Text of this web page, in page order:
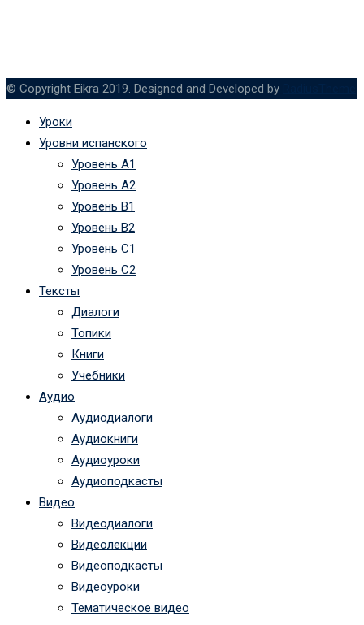
© Copyright Eikra 2019. Designed and Developed by
Уроки
Уровни испанского
Уровень А1
Уровень А2
Уровень B1
Уровень B2
Уровень C1
Уровень C2
Тексты
Диалоги
Топики
Книги
Учебники
Аудио
Аудиодиалоги
Аудиокниги
Аудиоуроки
Аудиоподкасты
Видео
Видеодиалоги
Видеолекции
Видеоподкасты
Видеоуроки
Тематическое видео